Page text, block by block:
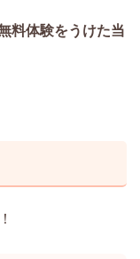
料体験をうけた当